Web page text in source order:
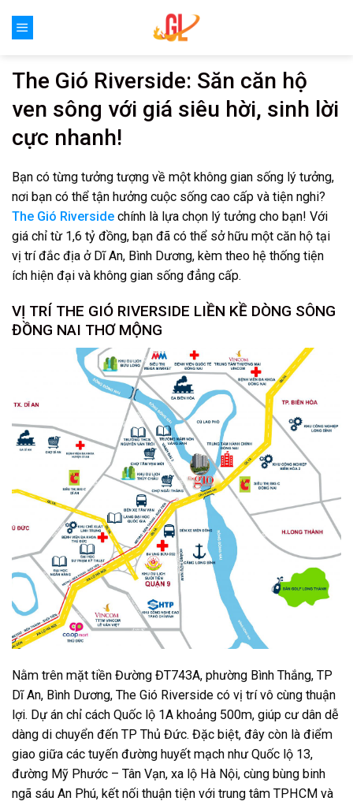
The Gió Riverside: Săn căn hộ
ven sông với giá siêu hời, sinh lời
cực nhanh!
Bạn có từng tưởng tượng về một không gian sống lý tưởng,
nơi bạn có thể tận hưởng cuộc sống cao cấp và tiện nghi?
The Gió Riverside chính là lựa chọn lý tưởng cho bạn! Với
giá chỉ từ 1,6 tỷ đồng, bạn đã có thể sở hữu một căn hộ tại
vị trí đắc địa ở Dĩ An, Bình Dương, kèm theo hệ thống tiện
ích hiện đại và không gian sống đẳng cấp.
VỊ TRÍ THE GIÓ RIVERSIDE LIỀN KỀ DÒNG SÔNG
ĐỒNG NAI THƠ MỘNG
Nằm trên mặt tiền Đường ĐT743A, phường Bình Thắng, TP
Dĩ An, Bình Dương, The Gió Riverside có vị trí vô cùng thuận
lợi. Dự án chỉ cách Quốc lộ 1A khoảng 500m, giúp cư dân dễ
dàng di chuyển đến TP Thủ Đức. Đặc biệt, đây còn là điểm
giao giữa các tuyến đường huyết mạch như Quốc lộ 13,
đường Mỹ Phước – Tân Vạn, xa lộ Hà Nội, cùng bùng binh
ngã sáu An Phú, kết nối thuận tiện với trung tâm TPHCM và